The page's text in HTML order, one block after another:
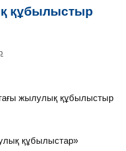
құбылыстыр
жылулық құбылыстыр
құбылыстар»